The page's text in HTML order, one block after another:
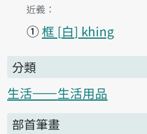
第1項釋義的
近義：
①框 白 khing
分類
生活——生活用品
部首筆畫